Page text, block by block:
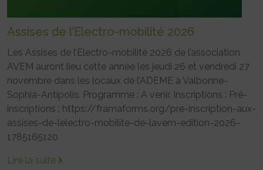
Assises de l’Electro-mobilité 2026
Les Assises de l’Electro-mobilité 2026 de l’association
AVEM auront lieu cette année les jeudi 26 et vendredi 27
novembre dans les locaux de l’ADEME à Valbonne-
Sophia-Antipolis. Programme : A venir. Inscriptions : Pré-
inscriptions : https://framaforms.org/pre-inscription-aux-
assises-de-lelectro-mobilite-de-lavem-edition-2026-
1785165120
Lire la suite